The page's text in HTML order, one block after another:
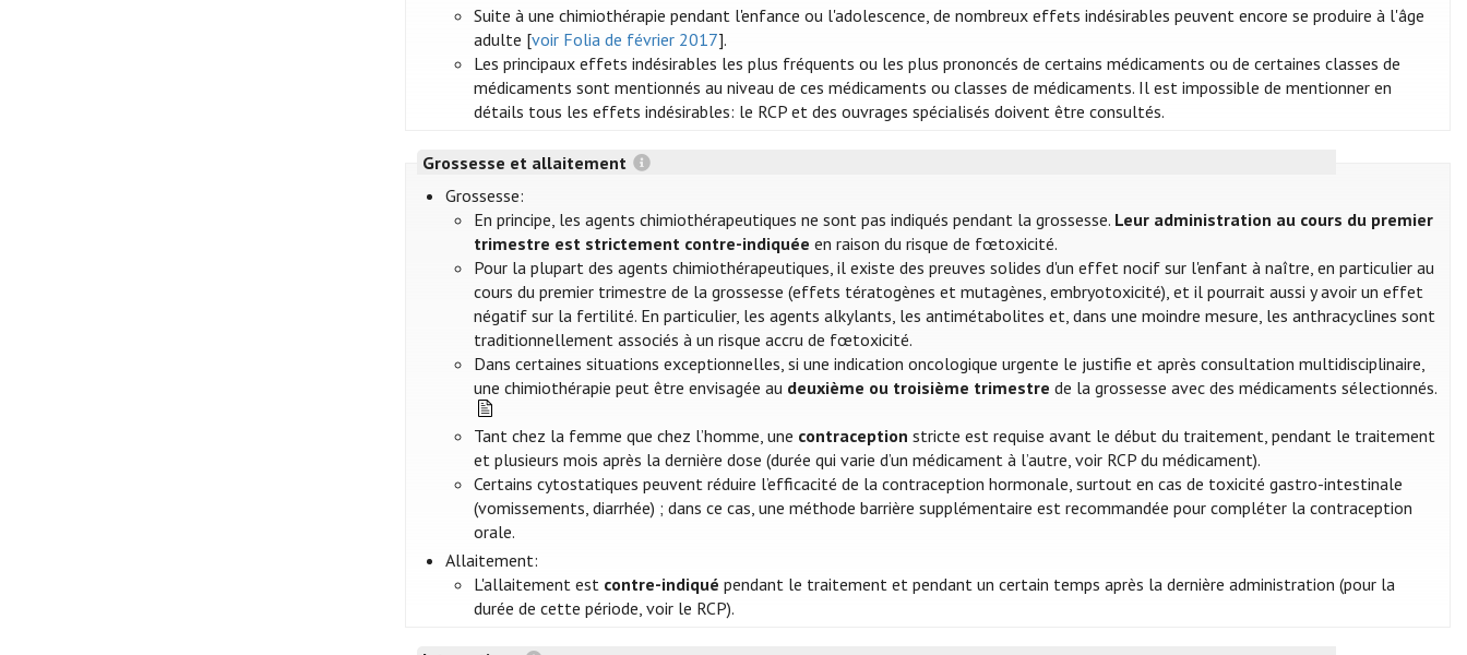
Suite à une chimiothérapie pendant l'enfance ou l'adolescence, de nombreux effets indésirables peuvent encore se produire à l'âge
adulte [voir Folia de février 2017].
Les principaux effets indésirables les plus fréquents ou les plus prononcés de certains médicaments ou de certaines classes de
médicaments sont mentionnés au niveau de ces médicaments ou classes de médicaments. Il est impossible de mentionner en
détails tous les effets indésirables: le RCP et des ouvrages spécialisés doivent être consultés.
Grossesse et allaitement
Grossesse:
En principe, les agents chimiothérapeutiques ne sont pas indiqués pendant la grossesse. Leur administration au cours du premier
trimestre est strictement contre-indiquée en raison du risque de fœtoxicité.
Pour la plupart des agents chimiothérapeutiques, il existe des preuves solides d'un effet nocif sur l'enfant à naître, en particulier au
cours du premier trimestre de la grossesse (effets tératogènes et mutagènes, embryotoxicité), et il pourrait aussi y avoir un effet
négatif sur la fertilité. En particulier, les agents alkylants, les antimétabolites et, dans une moindre mesure, les anthracyclines sont
traditionnellement associés à un risque accru de fœtoxicité.
Dans certaines situations exceptionnelles, si une indication oncologique urgente le justifie et après consultation multidisciplinaire,
une chimiothérapie peut être envisagée au deuxième ou troisième trimestre de la grossesse avec des médicaments sélectionnés.
Tant chez la femme que chez l’homme, une contraception stricte est requise avant le début du traitement, pendant le traitement
et plusieurs mois après la dernière dose (durée qui varie d’un médicament à l’autre, voir RCP du médicament).
Certains cytostatiques peuvent réduire l’efficacité de la contraception hormonale, surtout en cas de toxicité gastro-intestinale
(vomissements, diarrhée) ; dans ce cas, une méthode barrière supplémentaire est recommandée pour compléter la contraception
orale.
Allaitement:
L'allaitement est contre-indiqué pendant le traitement et pendant un certain temps après la dernière administration (pour la
durée de cette période, voir le RCP).